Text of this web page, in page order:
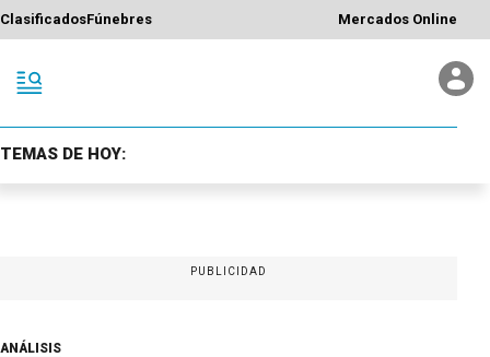
ClasificadosFúnebres Mercados Online
TEMAS DE HOY:
PUBLICIDAD
ANÁLISIS